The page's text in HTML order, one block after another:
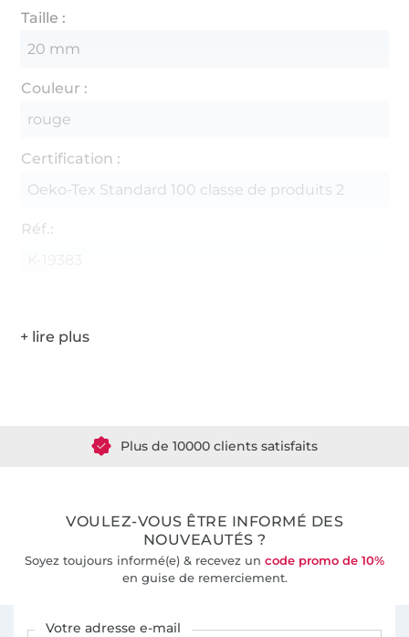
Taille :
20 mm
Couleur :
rouge
Certification :
Oeko-Tex Standard 100 classe de produits 2
Réf.:
Plus de 10000 clients satisfaits
VOULEZ-VOUS ÊTRE INFORMÉ DES
NOUVEAUTÉS ?
Soyez toujours informé(e) & recevez un code promo de 10%
en guise de remerciement.
Votre adresse e-mail